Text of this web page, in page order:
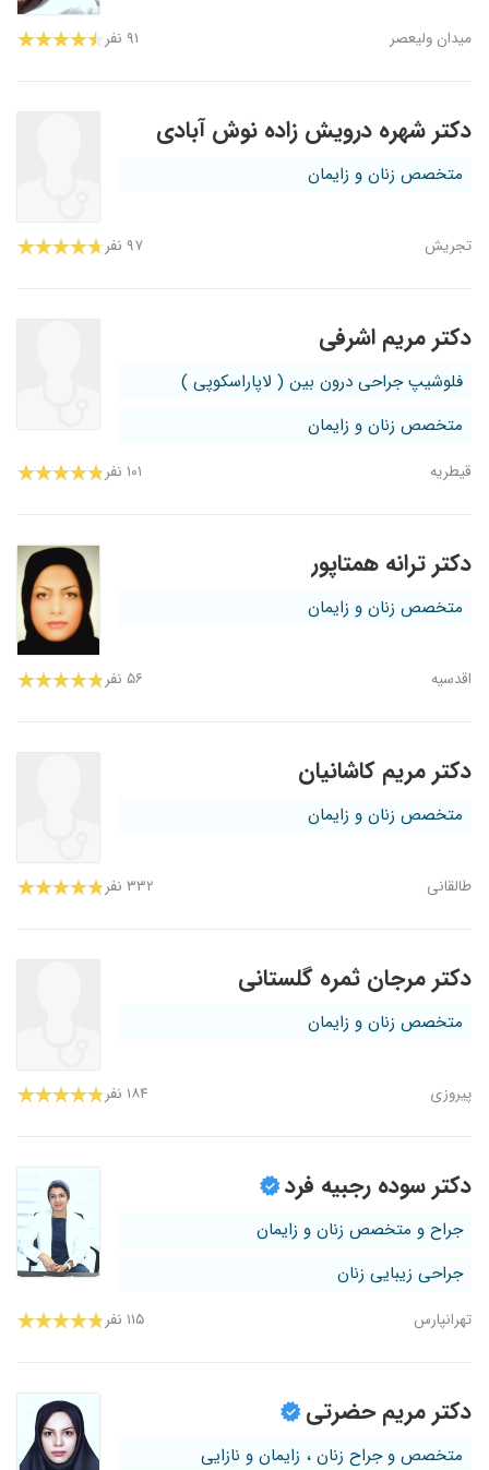
میدان ولیعصر ۹۱ نفر
دکتر شهره درویش زاده نوش آبادی
متخصص زنان و زایمان
تجریش ۹۷ نفر
دکتر مریم اشرفی
فلوشیپ جراحی درون بین ( لاپاراسکوپی )
متخصص زنان و زایمان
قیطریه ۱۰۱ نفر
دکتر ترانه همتاپور
متخصص زنان و زایمان
اقدسیه ۵۶ نفر
دکتر مریم کاشانیان
متخصص زنان و زایمان
طالقانی ۳۳۲ نفر
دکتر مرجان ثمره گلستانی
متخصص زنان و زایمان
پیروزی ۱۸۴ نفر
دکتر سوده رجبیه فرد
جراح و متخصص زنان و زایمان
جراحی زیبایی زنان
تهرانپارس ۱۱۵ نفر
دکتر مریم حضرتی
متخصص و جراح زنان ، زایمان و نازایی